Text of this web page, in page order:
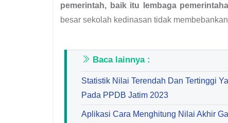
pemerintah, baik itu lembaga
besar sekolah kedinasan tidak
Baca lainnya :
Statistik Nilai Terendah Dan Tertinggi
Pada PPDB Jatim 2023
Aplikasi Cara Menghitung Nilai Akhir